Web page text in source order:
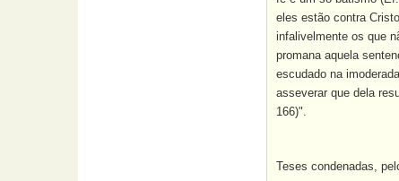
eles estão contra
infalivelmente os que
promana aquela
escudado na
asseverar que dela
166)".
Teses condenadas,